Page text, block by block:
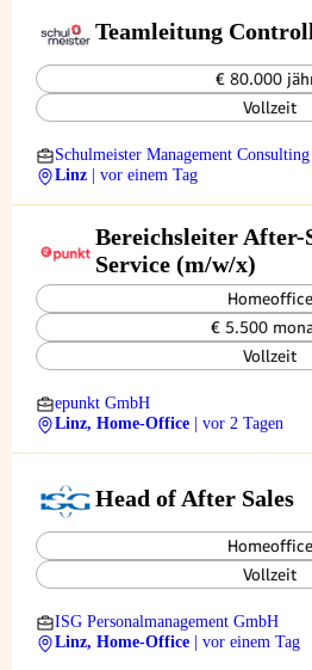
Teamleitung
€ 80.000
Vollzeit
Schulmeister Management Consulting
Linz
| vor einem Tag
Bereichsleiter After-
Service (m/w/x)
Homeoffice
€ 5.500
Vollzeit
epunkt GmbH
Linz, Home-Office
| vor 2 Tagen
Head of After Sales
Homeoffice
Vollzeit
ISG Personalmanagement GmbH
Linz, Home-Office
| vor einem Tag